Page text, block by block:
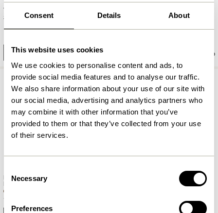
Consent Details About
This website uses cookies
We use cookies to personalise content and ads, to
provide social media features and to analyse our traffic.
We also share information about your use of our site with
our social media, advertising and analytics partners who
may combine it with other information that you’ve
provided to them or that they’ve collected from your use
of their services.
Selection
Necessary
Preferences
Tick Magasinholder Sand/Gul
1.249,00kr. 874,30
Tilføj til kurv
Sidebord/Opbevaringskasse
Grå/Gul
District Opbevaringskasse Small
Brun/Gul
129,00
Astro Fyrfadsstage Brun/Gul